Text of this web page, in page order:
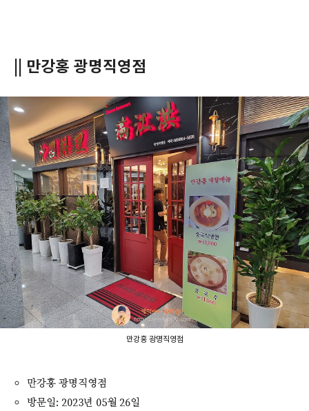
|| 만강홍 광명직영점
만강홍 광명직영점
만강홍 광명직영점
방문일: 2023년 05월 26일